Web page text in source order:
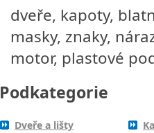
dveře, kapoty,
masky, znaky,
motor, plastové
Podkategorie
Dveře a lišty